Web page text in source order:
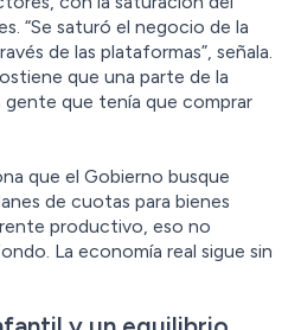
“Se saturó el negocio de la
de las plataformas”, señala.
que una parte de la
gente que tenía que comprar
que el Gobierno busque
de cuotas para bienes
productivo, eso no
La economía real sigue sin